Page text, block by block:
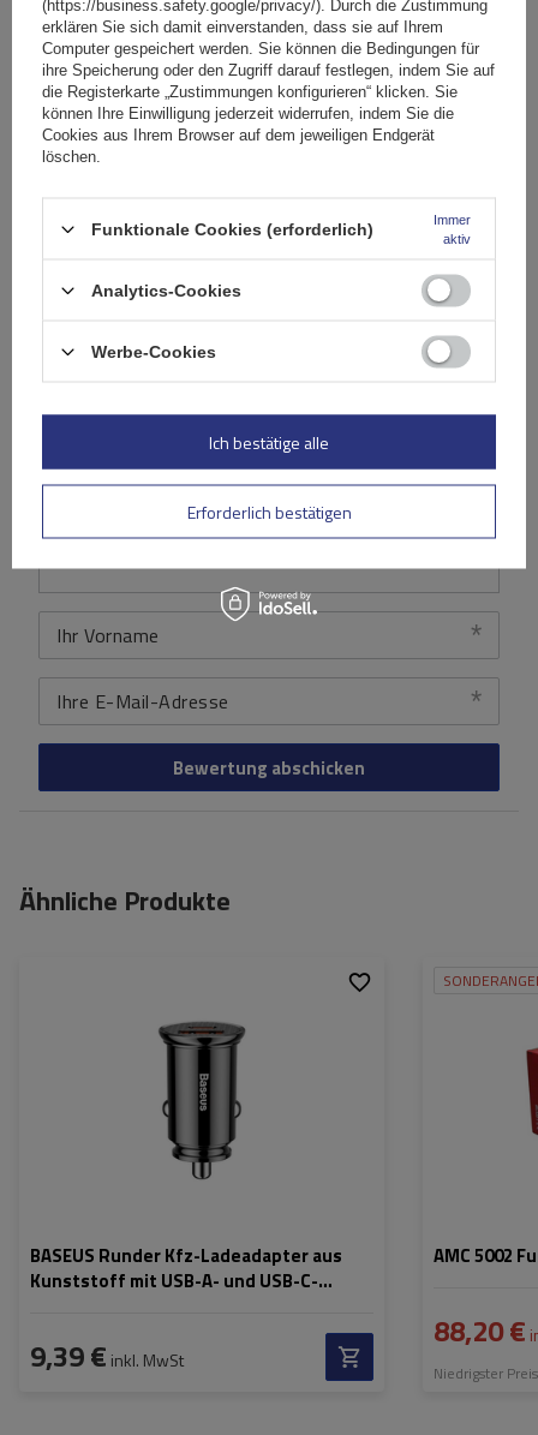
Stelle eine Frage
Bewertungen(0)
Ihre Note:
Inhalt Ihrer Bewertung
Ihr Produktfoto hinzufügen:
Ihr Vorname
Ihre E-Mail-Adresse
Bewertung abschicken
Ähnliche Produkte
BASEUS Runder Kfz-Ladeadapter aus
Kunststoff mit USB-A- und USB-C-
9,39 € inkl. MwSt
AMC 5002
88,20 €
Niedrigster
(https://business.safety.google/privacy/). Durch die Zustimmung
erklären Sie sich damit einverstanden, dass sie auf Ihrem
Computer gespeichert werden. Sie können die Bedingungen für
ihre Speicherung oder den Zugriff darauf festlegen, indem Sie auf
die Registerkarte „Zustimmungen konfigurieren“ klicken. Sie
können Ihre Einwilligung jederzeit widerrufen, indem Sie die
Cookies aus Ihrem Browser auf dem jeweiligen Endgerät
löschen.
Funktionale Cookies (erforderlich)
Immer
aktiv
Analytics-Cookies
Werbe-Cookies
Erforderlich bestätigen
Ich bestätige alle